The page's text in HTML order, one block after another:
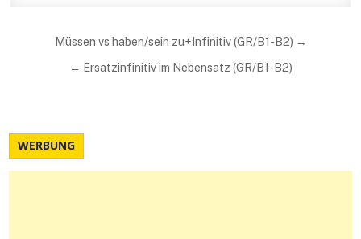
Beitragsnavigation
Müssen vs haben/sein zu+Infinitiv (GR/B1-B2) →
← Ersatzinfinitiv im Nebensatz (GR/B1-B2)
WERBUNG